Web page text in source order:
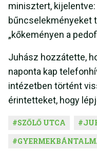
minisztert,
bűncselekményeket
„kőkeményen a
Juhász hozzátette,
naponta kap
intézetben történt
érintetteket, hogy
#SZŐLŐ UTCA #
#